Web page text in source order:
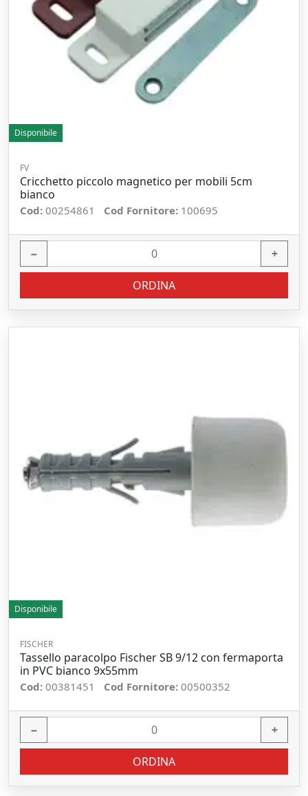
Disponibile
FV
Cricchetto piccolo magnetico per mobili 5cm
bianco
Cod: 00254861 Cod Fornitore: 100695
− +
ORDINA
Disponibile
FISCHER
Tassello paracolpo Fischer SB 9/12 con fermaporta
in PVC bianco 9x55mm
Cod: 00381451 Cod Fornitore: 00500352
− +
ORDINA